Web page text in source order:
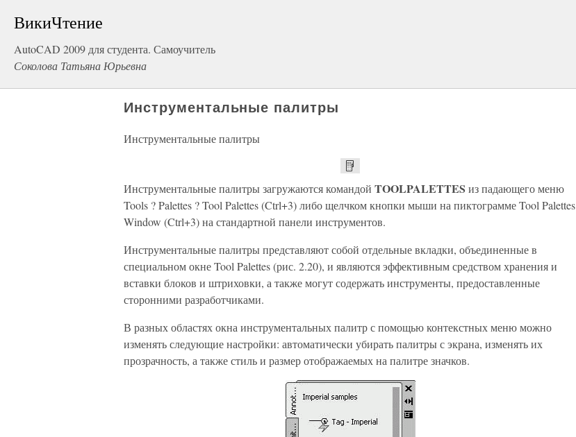
ВикиЧтение
AutoCAD 2009 для студента. Самоучитель
Соколова Татьяна Юрьевна
Инструментальные палитры
Инструментальные палитры
Инструментальные палитры загружаются командой TOOLPALETTES из падающего меню
Tools ? Palettes ? Tool Palettes (Ctrl+3) либо щелчком кнопки мыши на пиктограмме Tool Palettes
Window (Ctrl+3) на стандартной панели инструментов.
Инструментальные палитры представляют собой отдельные вкладки, объединенные в
специальном окне Tool Palettes (рис. 2.20), и являются эффективным средством хранения и
вставки блоков и штриховки, а также могут содержать инструменты, предоставленные
сторонними разработчиками.
В разных областях окна инструментальных палитр с помощью контекстных меню можно
изменять следующие настройки: автоматически убирать палитры с экрана, изменять их
прозрачность, а также стиль и размер отображаемых на палитре значков.